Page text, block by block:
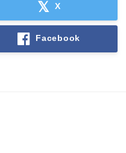
X
Facebook